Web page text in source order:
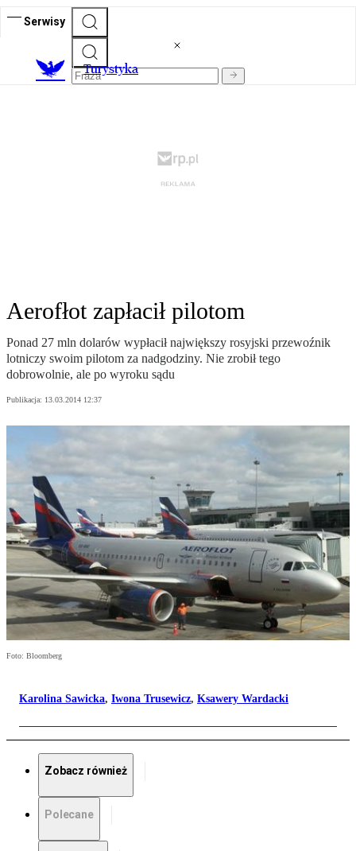
Serwisy
Turystyka
Aerofłot zapłacił pilotom
Ponad 27 mln dolarów wypłacił największy rosyjski przewoźnik
lotniczy swoim pilotom za nadgodziny. Nie zrobił tego
dobrowolnie, ale po wyroku sądu
Publikacja: 13.03.2014 12:37
Foto: Bloomberg
Karolina Sawicka, Iwona Trusewicz, Ksawery Wardacki
Zobacz również
Polecane